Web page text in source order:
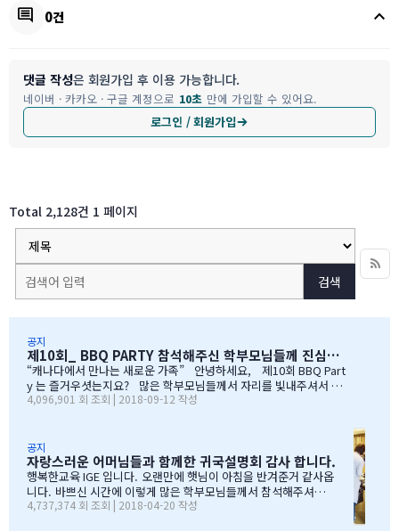
comment 0건 keyboard_arrow_up
댓글 작성은 회원가입 후 이용 가능합니다.
네이버 · 카카오 · 구글 계정으로 10초 만에 가입할 수 있어요.
로그인 / 회원가입
Total 2,128건 1 페이지
검색
공지
제10회_ BBQ PARTY 참석해주신 학부모님들께 진심으로 감사드립니다
“캐나다에서 만나는 새로운 가족” 안녕하세요, 제10회 BBQ Part
y 는 즐거우셧는지요? 많은 학부모님들께서 자리를 빛내주셔서 너
무 감사합니다. 오전에 비가 와서 많이 걱정을 하엿지만, 다행이도
무 감사하엿지요. (아마 작년에 참석하셧던 학부모님들은 아주 아주
잘 아셧을것입니다 ^^). 매년 여름의 BBQ 파티는 WELCOME TO C
ANADA & WELCOME TO IGE 의미를 두고 있습니다. Q & A 에서 I
GE 의 Motto 에 대해서, 언급드린봐와 같이, 행사 준비에 음식준비
그리고 상품 물건을 구입하면서, 필요하신 생필품(?)이 무엇인지? 고
4,096,901 회 조회 | 2018-09-12 작성
공지
자랑스러운 어머님들과 함께한 귀국설명회 감사 합니다.
행복한교육 IGE 입니다. 오랜만에 햇님이 아침을 반겨준거 같사옵
니다. 바쁘신 시간에 이렇게 많은 학부모님들께서 참석해주셔서
자리를 빛내주셔서 진심으로 감사 또 감사드립니다. 멀리서 남아
4,737,374 회 조회 | 2018-04-20 작성